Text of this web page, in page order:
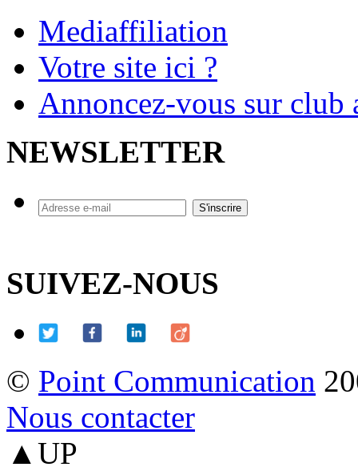
Mediaffiliation
Votre site ici ?
Annoncez-vous sur
NEWSLETTER
SUIVEZ-NOUS
© Point Communication
Nous contacter
▲UP